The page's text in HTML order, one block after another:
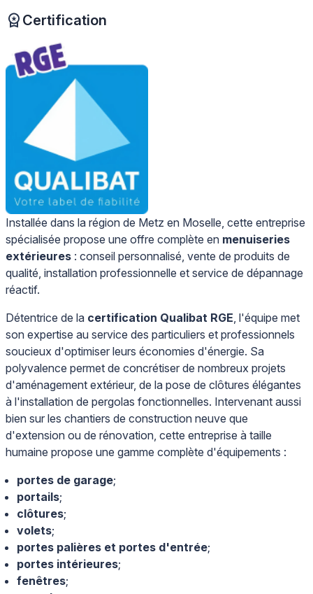
Certification
Installée dans la région de Metz en Moselle, cette entreprise
spécialisée propose une offre complète en menuiseries
extérieures : conseil personnalisé, vente de produits de
qualité, installation professionnelle et service de dépannage
réactif.
Détentrice de la certification Qualibat RGE , l'équipe met
son expertise au service des particuliers et professionnels
soucieux d'optimiser leurs économies d'énergie. Sa
polyvalence permet de concrétiser de nombreux projets
d'aménagement extérieur, de la pose de clôtures élégantes
à l'installation de pergolas fonctionnelles. Intervenant aussi
bien sur les chantiers de construction neuve que
d'extension ou de rénovation, cette entreprise à taille
humaine propose une gamme complète d'équipements :
portes de garage;
portails;
clôtures;
volets;
portes palières et portes d'entrée;
portes intérieures;
fenêtres;